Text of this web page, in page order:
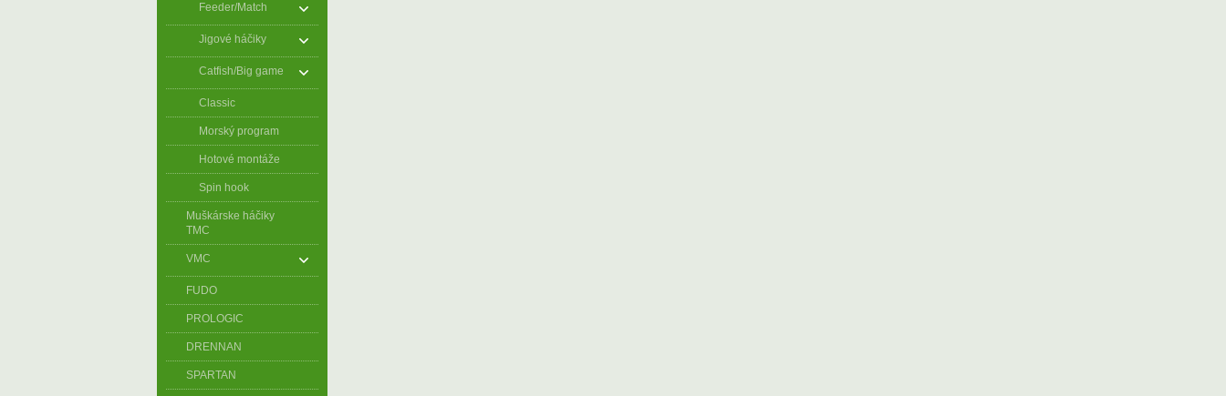
Feeder/Match
Jigové háčiky
Catfish/Big game
Classic
Morský program
Hotové montáže
Spin hook
Muškárske háčiky
TMC
VMC
FUDO
PROLOGIC
DRENNAN
SPARTAN